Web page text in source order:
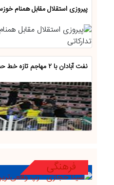
پیروزی استقلال مقابل همنام
نفت آبادان با ۲ مهاجم تازه خط حمله را تقویت کرد
فرهنگی